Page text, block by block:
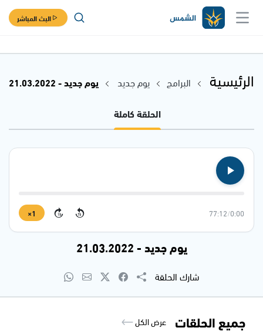
البث المباشر
الرئيسية البرامج يوم جديد
يوم جديد - 21.03.2022
الحلقة كاملة
0:00
/
77:12
15
15
1×
يوم جديد - 21.03.2022
شارك الحلقة
جميع الحلقات عرض الكل